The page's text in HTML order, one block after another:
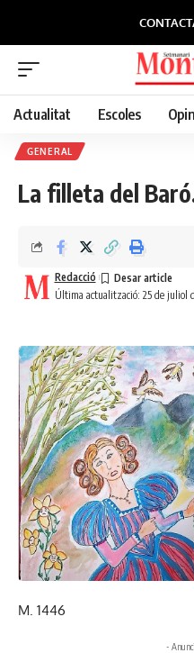
Actualitat Escoles
GENERAL
La filleta del
Última actualització: 25 de juliol
Redacció
M. 1446
-